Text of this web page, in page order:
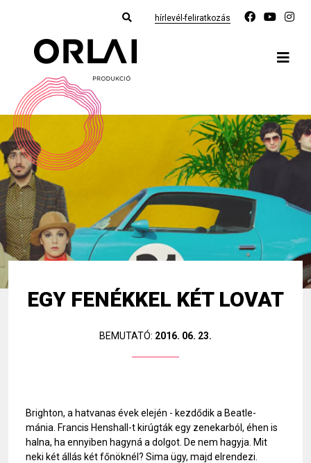
hírlevél-feliratkozás
EGY FENÉKKEL KÉT LOVAT
BEMUTATÓ: 2016. 06. 23.
Brighton, a hatvanas évek elején - kezdődik a Beatle-
mánia. Francis Henshall-t kirúgták egy zenekarból, éhen is
halna, ha ennyiben hagyná a dolgot. De nem hagyja. Mit
neki két állás két főnöknél? Sima ügy, majd elrendezi.